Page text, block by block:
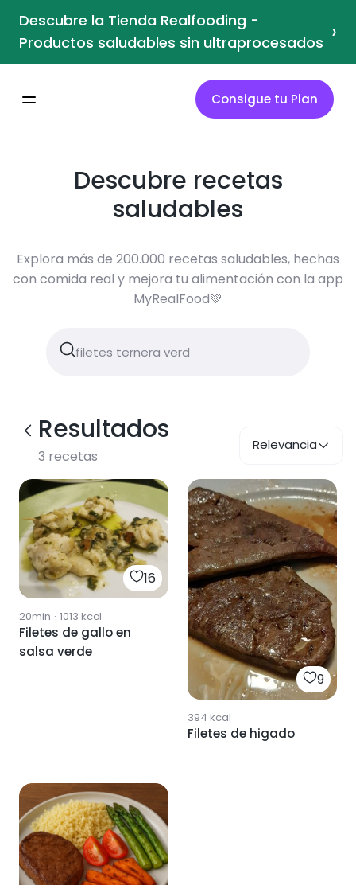
Descubre la Tienda Realfooding -
Productos saludables sin ultraprocesados ›
Consigue tu Plan
Descubre recetas
saludables
Explora más de 200.000 recetas saludables, hechas
con comida real y mejora tu alimentación con la app
MyRealFood💚
Resultados
3 recetas
Relevancia
16
20min · 1013 kcal
Filetes de gallo en
salsa verde
9
394 kcal
Filetes de higado